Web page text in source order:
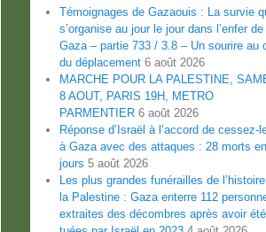
Témoignages de Gazaouis : La survie
s’organise au jour le jour dans l’enfer de
Gaza – partie 733 / 3.8 – Un sourire au
du déplacement 6 août 2026
MARCHE POUR LA PALESTINE,
8 AOUT, PARIS 19H, METRO
PARMENTIER 6 août 2026
Réponse d’Israël à l’accord de cessez-
à Gaza avec des attaques : 28 morts
jours 5 août 2026
Les plus grandes funérailles de
la Palestine : Gaza enterre 112
extraites des décombres après avoir été